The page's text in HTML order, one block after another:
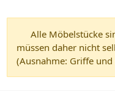
Alle Möbelstücke
müssen daher nicht
(Ausnahme: Griffe